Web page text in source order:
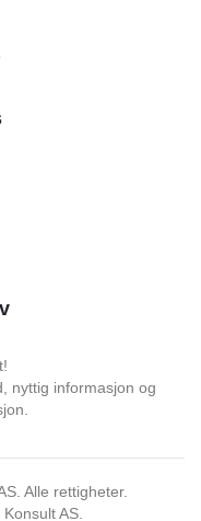
nyttig informasjon og
Alle rettigheter.
AS.